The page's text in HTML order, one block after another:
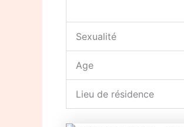
Sexualité
Age
Lieu de résidence